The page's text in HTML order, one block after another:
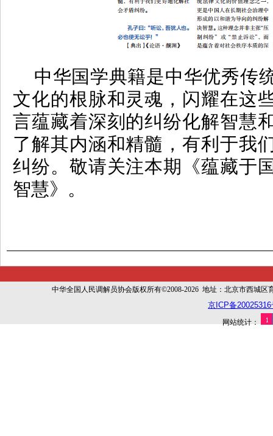
中华国学典籍是中华优秀传
文化的根脉和灵魂，闪耀在这
言蕴藏着深刻的纠纷化解智慧
了解其内涵和精髓，有利于我
纠纷。敬请关注本期《蕴藏于
智慧》。
中华全国人民调解员协会版权所有©2008-2026 地址：北京市西城
京ICP备20025316
网站统计：